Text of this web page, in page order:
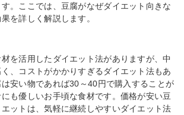
。ここでは、豆腐がなぜダイエット向きな
を詳しく解説します。
を活用したダイエット法がありますが、中
、コストがかかりすぎるダイエット法もあ
安い物であれば30～40円で購入することが
も優しいお手頃な食材です。価格が安い豆
ットは、気軽に継続しやすいダイエット法